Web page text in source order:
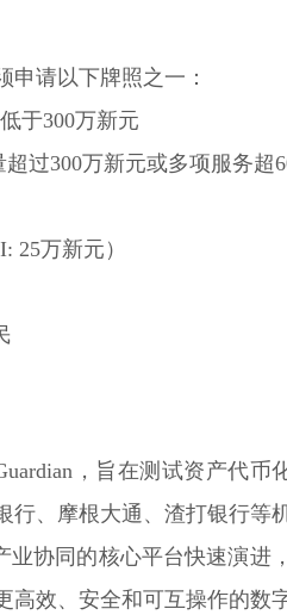
申请以下牌照之一：
于300万新元
过300万新元或多项服务超
25万新元）
，旨在测试资产代
、摩根大通、渣打银行等
业协同的核心平台快速演
效、安全和可互操作的数